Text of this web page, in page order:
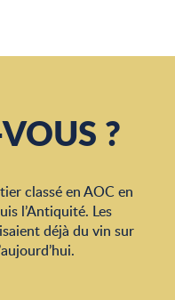
?
classé en AOC en
l’Antiquité. Les
déjà du vin sur